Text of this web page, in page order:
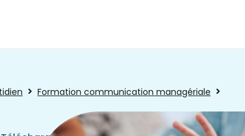
Formation communication managériale